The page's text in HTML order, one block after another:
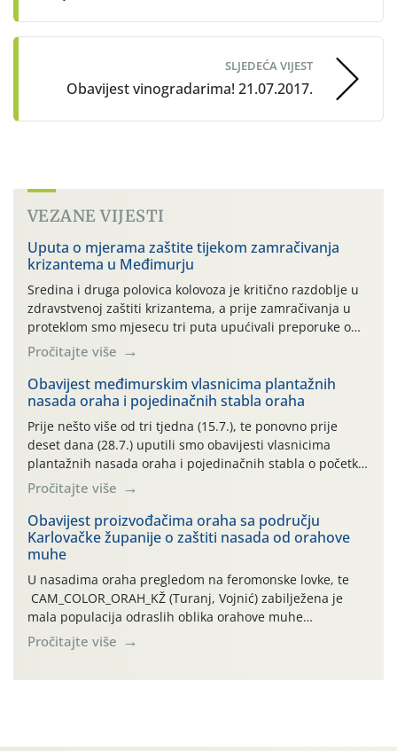
SLJEDEĆA VIJEST
Obavijest vinogradarima! 21.07.2017.
VEZANE VIJESTI
Uputa o mjerama zaštite tijekom zamračivanja
krizantema u Međimurju
Sredina i druga polovica kolovoza je kritično razdoblje u
zdravstvenoj zaštiti krizantema, a prije zamračivanja u
proteklom smo mjesecu tri puta upućivali preporuke o
preventivnim mjerama zaštite krizantema od najčešćih
uzročnika bolesti, štetnika i fito-fagnih grinja (23.7., 14.7.,
06.7.)! Na početku ovog mjeseca je zabilježeno je
povijesno i ekstremno vruće meteorološko razdoblje, uz
najviše temperature […]
Pročitajte više
Obavijest međimurskim vlasnicima plantažnih
nasada oraha i pojedinačnih stabla oraha
Prije nešto više od tri tjedna (15.7.), te ponovno prije
deset dana (28.7.) uputili smo obavijesti vlasnicima
plantažnih nasada oraha i pojedinačnih stabla o početku
leta i ovogodišnjoj potrebi usmjerenog suzbijanja
orahove muhe (Rhagoletis completa)! Već dvanaest dana
traje drugi ovogodišnji “toplinski udar”, koji naročito
izražen zadnja šest dana (31.7.-05.8.), jer najviše
temperature zraka svakodnevno […]
Pročitajte više
Obavijest proizvođačima oraha sa području
Karlovačke županije o zaštiti nasada od orahove
muhe
U nasadima oraha pregledom na feromonske lovke, te
CAM_COLOR_ORAH_KŽ (Turanj, Vojnić) zabilježena je
mala populacija odraslih oblika orahove muhe
(Rhagoletis completa). Niska brojnost može se objasniti
činjenicom da je riječ o mladim nasadima s vrlo malim
Pročitajte više